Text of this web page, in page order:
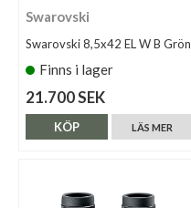
Swarovski
Swarovski 8,5x42 EL W B Grön
Finns i lager
21.700 SEK
LÄS MER
KÖP